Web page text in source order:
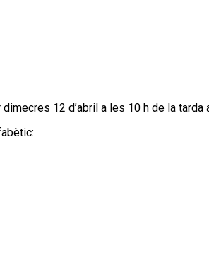
12 d’abril a les 10 h de la tarda